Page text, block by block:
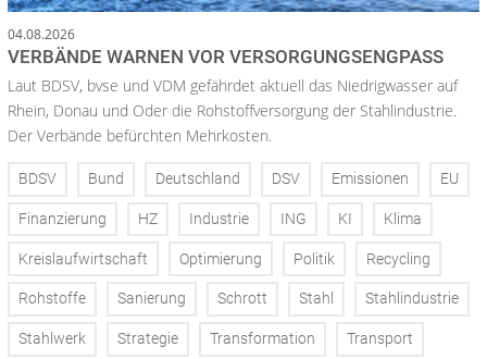
04.08.2026
VERBÄNDE WARNEN VOR VERSORGUNGSENGPASS
Laut BDSV, bvse und VDM gefährdet aktuell das Niedrigwasser auf
Rhein, Donau und Oder die Rohstoffversorgung der Stahlindustrie.
Der Verbände befürchten Mehrkosten.
BDSV Bund Deutschland DSV Emissionen EU
Finanzierung HZ Industrie ING KI Klima
Kreislaufwirtschaft Optimierung Politik Recycling
Rohstoffe Sanierung Schrott Stahl Stahlindustrie
Stahlwerk Strategie Transformation Transport